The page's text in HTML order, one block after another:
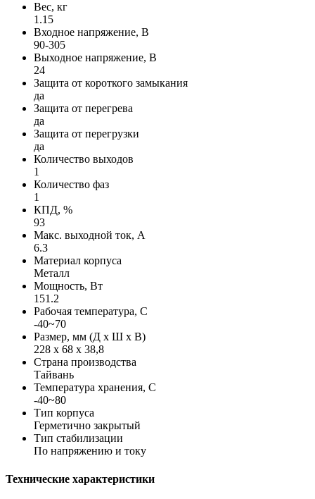
Вес, кг
1.15
Входное напряжение, В
90-305
Выходное напряжение, В
24
Защита от короткого замыкания
да
Защита от перегрева
да
Защита от перегрузки
да
Количество выходов
1
Количество фаз
1
КПД, %
93
Макс. выходной ток, А
6.3
Материал корпуса
Металл
Мощность, Вт
151.2
Рабочая температура, С
-40~70
Размер, мм (Д х Ш х В)
228 х 68 х 38,8
Страна производства
Тайвань
Температура хранения, С
-40~80
Тип корпуса
Герметично закрытый
Тип стабилизации
По напряжению и току
Технические характеристики